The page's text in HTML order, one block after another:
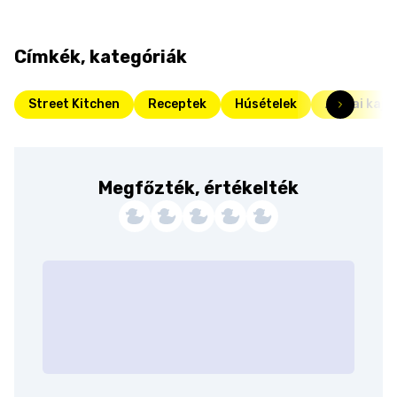
Címkék, kategóriák
Street Kitchen Receptek Húsételek Ázsiai
Megfőzték, értékelték